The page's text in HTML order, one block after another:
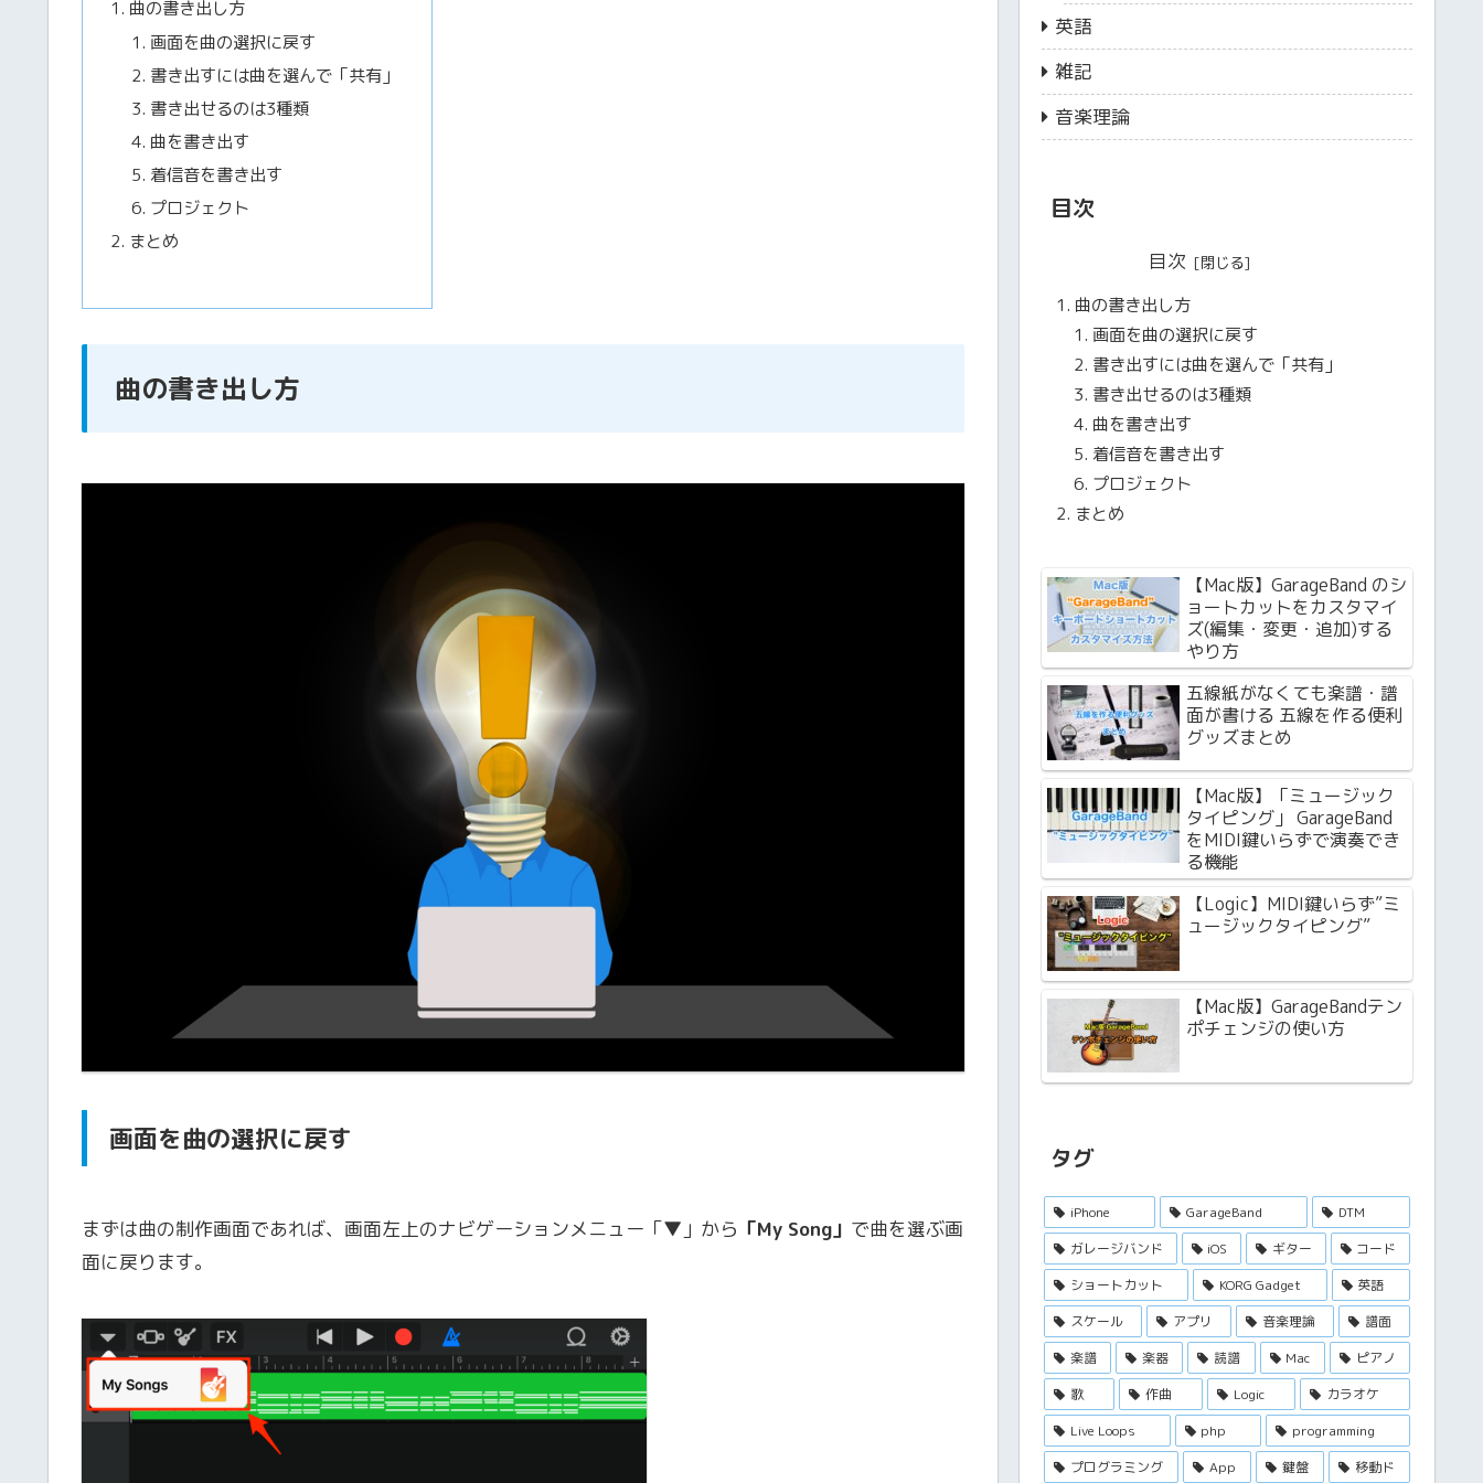
曲の書き出し方
画面を曲の選択に戻す
書き出すには曲を選んで「共有」
書き出せるのは3種類
曲を書き出す
着信音を書き出す
プロジェクト
まとめ
曲の書き出し方
画面を曲の選択に戻す
まずは曲の制作画面であれば、画面左上のナビゲーションメニュー「▼」から 「My Song」 で曲を選ぶ画
面に戻ります。
英語
雑記
音楽理論
目次
目次
曲の書き出し方
画面を曲の選択に戻す
書き出すには曲を選んで「共有」
書き出せるのは3種類
曲を書き出す
着信音を書き出す
プロジェクト
まとめ
【Mac版】GarageBand のシ
ョートカットをカスタマイ
ズ(編集・変更・追加)する
やり方
五線紙がなくても楽譜・譜
面が書ける 五線を作る便利
グッズまとめ
【Mac版】「ミュージック
タイピング」 GarageBand
をMIDI鍵いらずで演奏でき
る機能
【Logic】MIDI鍵いらず”ミ
ュージックタイピング”
【Mac版】GarageBandテン
ポチェンジの使い方
タグ
iPhone GarageBand
DTM
ガレージバンド
iOS ギター
コード
ショートカット
KORG Gadget
英語
スケール
アプリ 音楽理論
譜面
楽譜
楽器 読譜 Mac
ピアノ
歌
作曲 Logic
カラオケ
Live Loops
php
programming
プログラミング
App 鍵盤 移動ド